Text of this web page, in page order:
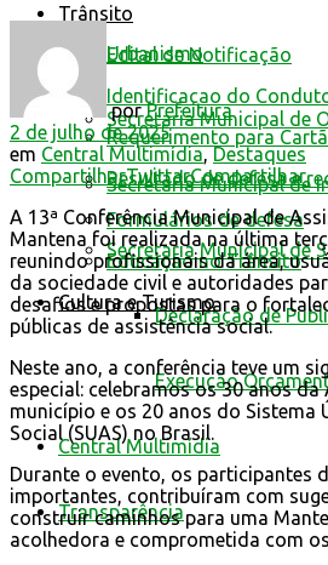
Trânsito
Edital de Notificação
Identificacao do
Requerimento para
Resultado de defesa e
Formulários de defesa
Educação no Trânsito
Cultura e Turismo
Urbanismo
Secretaria Municipal de
Secretaria Municipal de
Secretaria Municipal de
Declaração de
Execução
Central Multimídia
Transparência
por Prefeitura
2 de julho de 2025
em Central Multimídia,Destaques
CompartilharTwittarCompartilhar
A 13ª Conferência Municipal de
Mantena foi realizada na última
reunindo profissionais da área,
da sociedade civil e autoridades
desafios e propostas para o
públicas de assistência social.
Neste ano, a conferência teve um
especial: celebramos os 30 anos
município e os 20 anos do Sistema
Social (SUAS) no Brasil.
Durante o evento, os participantes
importantes, contribuíram com
construir caminhos para uma
acolhedora e comprometida com